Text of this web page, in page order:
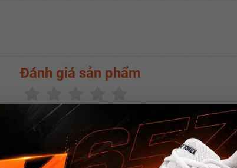
Đánh giá sản phẩm
0.0 /5 -
SẢN PHẨM CÙNG LOẠI